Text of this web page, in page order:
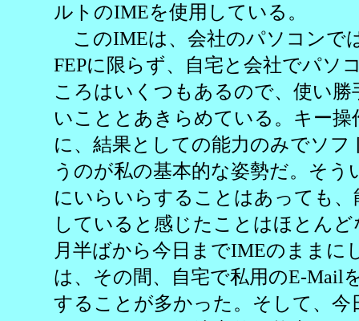
ルトのIMEを使用している。
このIMEは、会社のパソコンで
FEPに限らず、自宅と会社でパソ
ころはいくつもあるので、使い
いこととあきらめている。キー
に、結果としての能力のみでソ
うのが私の基本的な姿勢だ。そう
にいらいらすることはあっても、
していると感じたことはほとん
月半ばから今日までIMEのままに
は、その間、自宅で私用のE-Mail
することが多かった。そして、今